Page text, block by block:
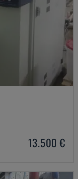
13.500 €